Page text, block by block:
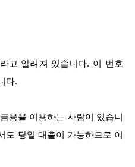
고 알려져 있습니다. 이 번호
다.
융을 이용하는 사람이 있습니
도 당일 대출이 가능하므로 이